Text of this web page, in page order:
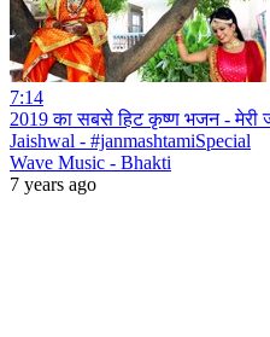
7:14
2019 का सबसे हिट कृष्ण भजन - मेरी
Jaishwal - #janmashtamiSpecial
Wave Music - Bhakti
7 years ago